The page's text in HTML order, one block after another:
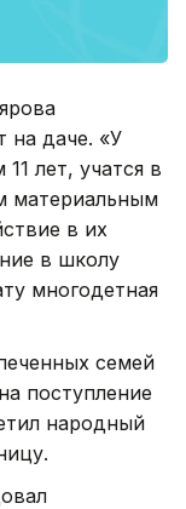
на даче. «У
лет, учатся в
материальным
в их
в школу
многодетная
семей
поступление
народный